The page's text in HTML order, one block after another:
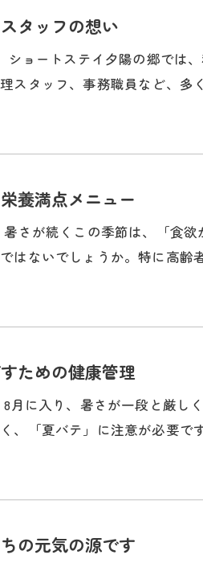
タッフの想い
ョートステイ夕陽の郷では
スタッフ、事務職員など、多
養満点メニュー
さが続くこの季節は、「食欲
はないでしょうか。特に高齢
ための健康管理
に入り、暑さが一段と厳しく
、「夏バテ」に注意が必要で
の元気の源です